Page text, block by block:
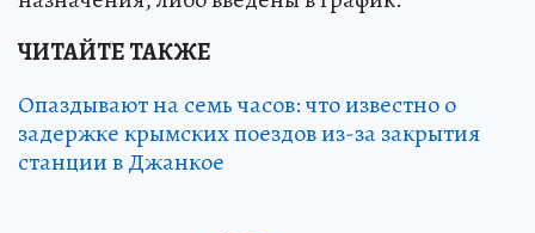
ЧИТАЙТЕ ТАКЖЕ
Опаздывают на семь часов: что известно о
задержке крымских поездов из-за закрытия
станции в Джанкое